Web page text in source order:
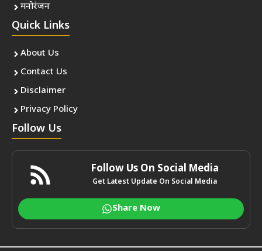
मनोरंजन
Quick Links
About Us
Contact Us
Disclaimer
Privacy Policy
Follow Us
Follow Us On Social Media
Get Latest Update On Social Media
Share Now